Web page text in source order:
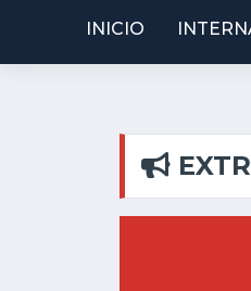
INICIO